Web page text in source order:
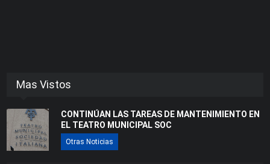
Mas Vistos
CONTINÚAN LAS TAREAS DE MANTENIMIENTO EN
EL TEATRO MUNICIPAL SOC
Otras Noticias